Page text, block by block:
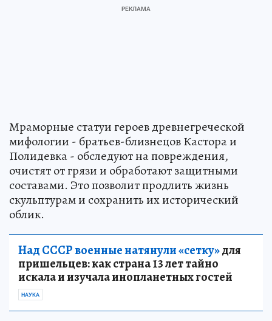
Мраморные статуи героев древнегреческой
мифологии - братьев-близнецов Кастора и
Полидевка - обследуют на повреждения,
очистят от грязи и обработают защитными
составами. Это позволит продлить жизнь
скульптурам и сохранить их исторический
облик.
Над СССР военные натянули «сетку»для
пришельцев: как страна 13 лет тайно
искала и изучала инопланетных гостей
НАУКА